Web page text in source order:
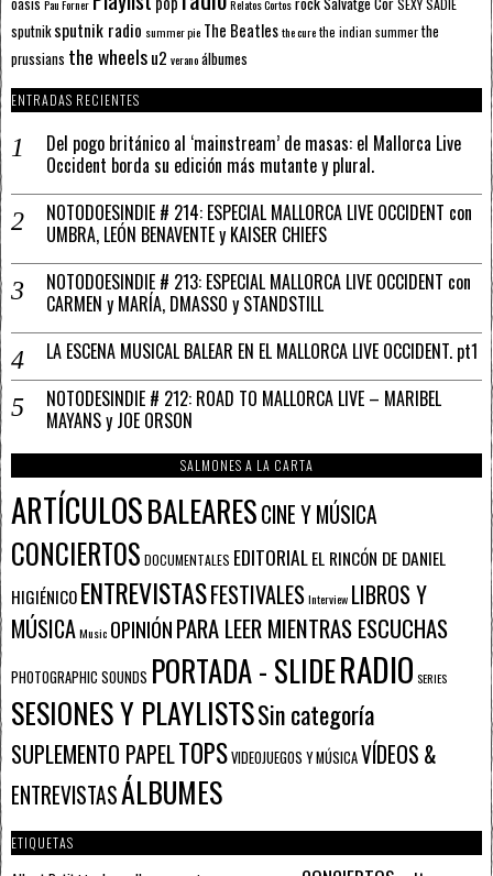
Pau Forner Relatos Cortos
sputnik sputnik radio summer pie The Beatlesthe curethe indian summerthe
prussians the wheelsu2 veranoálbumes
ENTRADAS RECIENTES
Del pogo británico al ‘mainstream’ de masas: el Mallorca Live
Occident borda su edición más mutante y plural.
NOTODOESINDIE # 214: ESPECIAL MALLORCA LIVE OCCIDENT con
UMBRA, LEÓN BENAVENTE y KAISER CHIEFS
NOTODOESINDIE # 213: ESPECIAL MALLORCA LIVE OCCIDENT con
CARMEN y MARÍA, DMASSO y STANDSTILL
LA ESCENA MUSICAL BALEAR EN EL MALLORCA LIVE OCCIDENT. pt1
NOTODESINDIE # 212: ROAD TO MALLORCA LIVE – MARIBEL
MAYANS y JOE ORSON
SALMONES A LA CARTA
ARTÍCULOSBALEARESCINE Y MÚSICA
CONCIERTOS DOCUMENTALES EDITORIALEL RINCÓN DE DANIEL
HIGIÉNICOENTREVISTASFESTIVALESInterview LIBROS Y
MÚSICAMusic OPINIÓNPARA LEER MIENTRAS ESCUCHAS
PHOTOGRAPHIC SOUNDS PORTADA - SLIDERADIO SERIES
SESIONES Y PLAYLISTSSin categoría
SUPLEMENTO PAPELTOPSVIDEOJUEGOS Y MÚSICAVÍDEOS &
ENTREVISTASÁLBUMES
ETIQUETAS